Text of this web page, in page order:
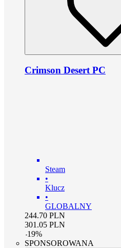
Crimson Desert PC
Steam
•
Klucz
•
GLOBALNY
244.70 PLN
301.05 PLN
-19%
SPONSOROWANA